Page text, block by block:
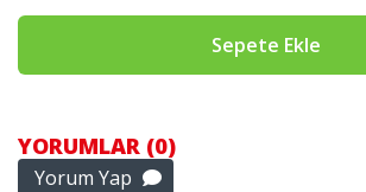
Sepete Ekle
YORUMLAR (0)
Yorum Yap